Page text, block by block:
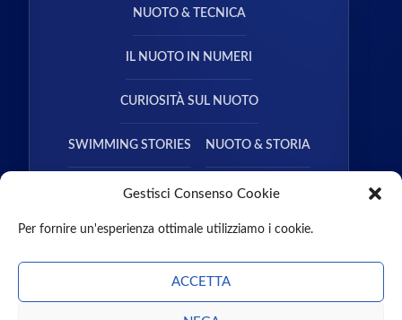
Gestisci Consenso Cookie
Per fornire un'esperienza ottimale utilizziamo i cookie.
ACCETTA
NUOTO & TECNICA
IL NUOTO IN NUMERI
CURIOSITÀ SUL NUOTO
SWIMMING STORIES NUOTO & STORIA
NUOTO & SALUTE